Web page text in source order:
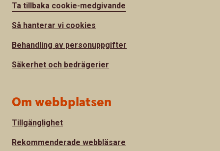
Ta tillbaka cookie-medgivande
Så hanterar vi cookies
Behandling av personuppgifter
Säkerhet och bedrägerier
Om webbplatsen
Tillgänglighet
Rekommenderade webbläsare